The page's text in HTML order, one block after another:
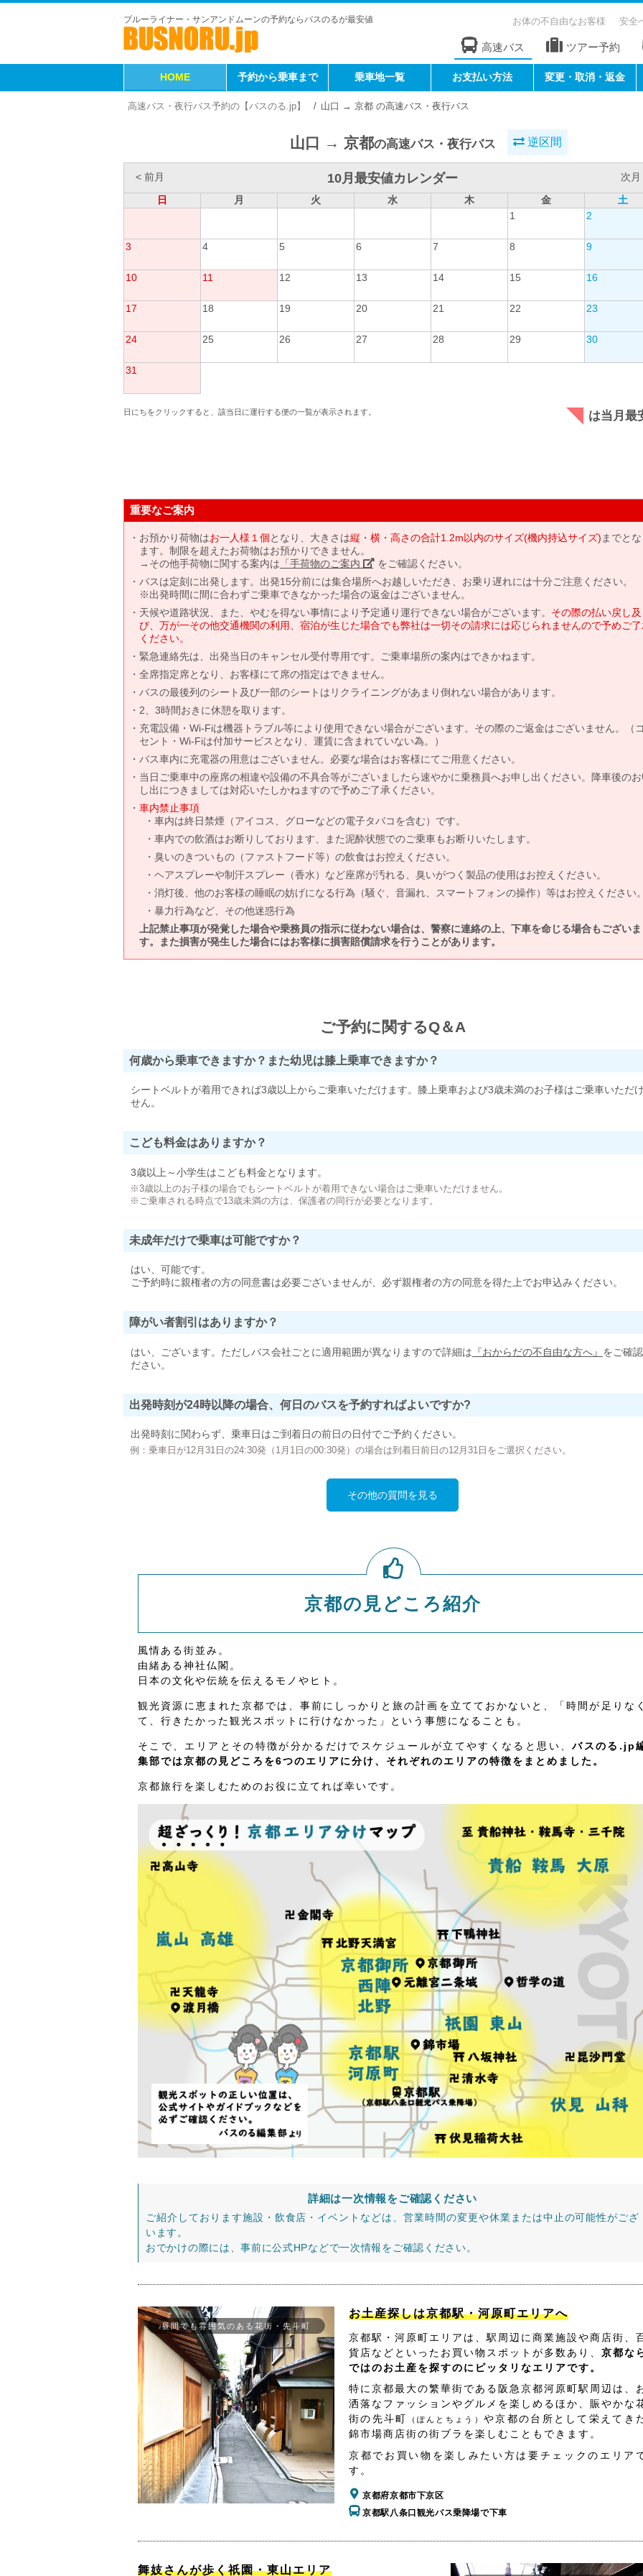
ブルーライナー・サンアンドムーンの予約ならバスのるが最安値 お体の不自由なお客様 安全
高速バス ツアー予約
HOME 予約から乗車まで 乗車地一覧 お支払い方法 変更・取消・返金
高速バス・夜行バス予約の【バスのる.jp】 山口 → 京都 の高速バス・夜行バス
山口 → 京都の高速バス・夜行バス 逆区間
< 前月 10月最安値カレンダー
次月
日
月 火 水 木 金
土
1
2
3 4 5 6 7 8 9
10 11 12 13 14 15 16
17 18 19 20 21 22 23
24 25 26 27 28 29 30
31
日にちをクリックすると、該当日に運行する便の一覧が表示されます。 は当月最
重要なご案内
お預かり荷物はお一人様１個となり、大きさは縦・横・高さの合計1.2m以内のサイズ(機内持込サイズ) までと
ます。制限を超えたお荷物はお預かりできません。
→その他手荷物に関する案内は 「手荷物のご案内」 をご確認ください。
バスは定刻に出発します。出発15分前には集合場所へお越しいただき、お乗り遅れには十分ご注意ください。
※出発時間に間に合わずご乗車できなかった場合の返金はございません。
天候や道路状況、また、やむを得ない事情により予定通り運行できない場合がございます。 その際の払い戻し及
び、万が一その他交通機関の利用、宿泊が生じた場合でも弊社は一切その請求には応じられませんので予めご
ください。
緊急連絡先は、出発当日のキャンセル受付専用です。ご乗車場所の案内はできかねます。
全席指定席となり、お客様にて席の指定はできません。
バスの最後列のシート及び一部のシートはリクライニングがあまり倒れない場合があります。
2、3時間おきに休憩を取ります。
充電設備・Wi-Fiは機器トラブル等により使用できない場合がございます。その際のご返金はございません。（
セント・Wi-Fiは付加サービスとなり、運賃に含まれていない為。）
バス車内に充電器の用意はございません。必要な場合はお客様にてご用意ください。
当日ご乗車中の座席の相違や設備の不具合等がございましたら速やかに乗務員へお申し出ください。降車後の
し出につきましては対応いたしかねますので予めご了承ください。
車内禁止事項
車内は終日禁煙（アイコス、グローなどの電子タバコを含む）です。
車内での飲酒はお断りしております、また泥酔状態でのご乗車もお断りいたします。
臭いのきついもの（ファストフード等）の飲食はお控えください。
ヘアスプレーや制汗スプレー（香水）など座席が汚れる、臭いがつく製品の使用はお控えください。
消灯後、他のお客様の睡眠の妨げになる行為（騒ぐ、音漏れ、スマートフォンの操作）等はお控えください
暴力行為など、その他迷惑行為
上記禁止事項が発覚した場合や乗務員の指示に従わない場合は、警察に連絡の上、下車を命じる場合もございま
す。また損害が発生した場合にはお客様に損害賠償請求を行うことがあります。
ご予約に関するQ＆A
何歳から乗車できますか？また幼児は膝上乗車できますか？
シートベルトが着用できれば3歳以上からご乗車いただけます。膝上乗車および3歳未満のお子様はご乗車いただ
せん。
こども料金はありますか？
3歳以上～小学生はこども料金となります。
※3歳以上のお子様の場合でもシートベルトが着用できない場合はご乗車いただけません。
※ご乗車される時点で13歳未満の方は、保護者の同行が必要となります。
未成年だけで乗車は可能ですか？
はい、可能です。
ご予約時に親権者の方の同意書は必要ございませんが、必ず親権者の方の同意を得た上でお申込みください。
障がい者割引はありますか？
はい、ございます。ただしバス会社ごとに適用範囲が異なりますので詳細は 『おからだの不自由な方へ』 をご確
ださい。
出発時刻が24時以降の場合、何日のバスを予約すればよいですか?
出発時刻に関わらず、乗車日はご到着日の前日の日付でご予約ください。
例：乗車日が12月31日の24:30発（1月1日の00:30発）の場合は到着日前日の12月31日をご選択ください。
その他の質問を見る
京都の見どころ紹介
風情ある街並み。
由緒ある神社仏閣。
日本の文化や伝統を伝えるモノやヒト。
観光資源に恵まれた京都では、事前にしっかりと旅の計画を立てておかないと、「時間が足りな
て、行きたかった観光スポットに行けなかった」という事態になることも。
そこで、エリアとその特徴が分かるだけでスケジュールが立てやすくなると思い、バスのる.jp
集部では京都の見どころを6つのエリアに分け、それぞれのエリアの特徴をまとめました。
京都旅行を楽しむためのお役に立てれば幸いです。
詳細は一次情報をご確認ください
ご紹介しております施設・飲食店・イベントなどは、営業時間の変更や休業または中止の可能性がござ
います。
おでかけの際には、事前に公式HPなどで一次情報をご確認ください。
昼間でも雰囲気のある花街・先斗町
お土産探しは京都駅・河原町エリアへ
京都駅・河原町エリアは、駅周辺に商業施設や商店街、
貨店などといったお買い物スポットが多数あり、 京都な
ではのお土産を探すのにピッタリなエリアです。
特に京都最大の繁華街である阪急京都河原町駅周辺は、
洒落なファッションやグルメを楽しめるほか、賑やかな
街の先斗町
（ぽんとちょう）や京都の台所として栄えてき
錦市場商店街の街ブラを楽しむこともできます。
京都でお買い物を楽しみたい方は要チェックのエリア
す。
京都府京都市下京区
京都駅八条口観光バス乗降場で下車
舞妓さんが歩く祇園・東山エリア